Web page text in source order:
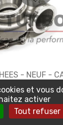
- NEUF -
KIT 1.21 A/R O/
- 740902-0099
et vous
activer
Tout refuser